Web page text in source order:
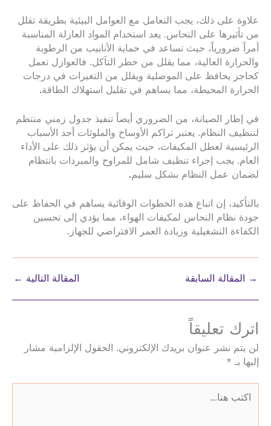
علاوة على ذلك، يجب التعامل مع العوامل البيئية بطريقة تقلل
من تأثيرها على النحاس. يعد استخدام المواد العازلة المناسبة
أمراً ضرورياً، حيث تساعد في حماية الأنابيب من الرطوبة
والحرارة العالية، مما يقلل من خطر التآكل. فالعوازل تعمل
كحاجز يحافظ على الموصلية ويقلل من التغيرات في درجات
الحرارة المحيطة، مما يساهم في تقليل استهلاك الطاقة.
في إطار الصيانة، من الضروري أيضاً تنفيذ جدول زمني منتظم
لتنظيف النظام. يعتبر تراكم الأوساخ والملوثات أحد الأسباب
الرئيسية لعطل المكيفات، حيث يمكن أن يؤثر ذلك على الأداء
العام. يجب إجراء تنظيف شامل للمراوح والمبردات بانتظام
لضمان عمل النظام بشكل سليم.
بالتأكيد، إن اتباع هذه الخطوات الوقائية يساهم في الحفاظ على
جودة نظام النحاس لمكيفات الهواء، مما يؤدي إلى تحسين
الكفاءة التشغيلية وزيادة العمر الافتراضي للجهاز.
→ المقالة السابقة المقالة التالية ←
اترك تعليقاً
لن يتم نشر عنوان بريدك الإلكتروني.
الحقول الإلزامية مشار
إليها بـ *
هنا...